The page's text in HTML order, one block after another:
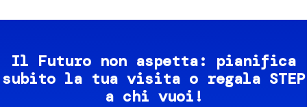
Il Futuro non aspetta: pianifica
subito la tua visita o regala STEP
a chi vuoi!